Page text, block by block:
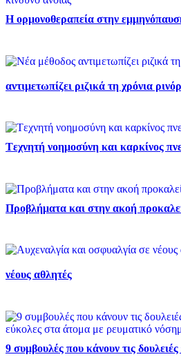
Η ορμονοθεραπεία στην
αντιμετωπίζει ριζικά τη χρόνια
Tεχνητή νοημοσύνη και καρκίνος
Προβλήματα και στην ακοή
νέους αθλητές
9 συμβουλές που κάνουν τις δουλειές